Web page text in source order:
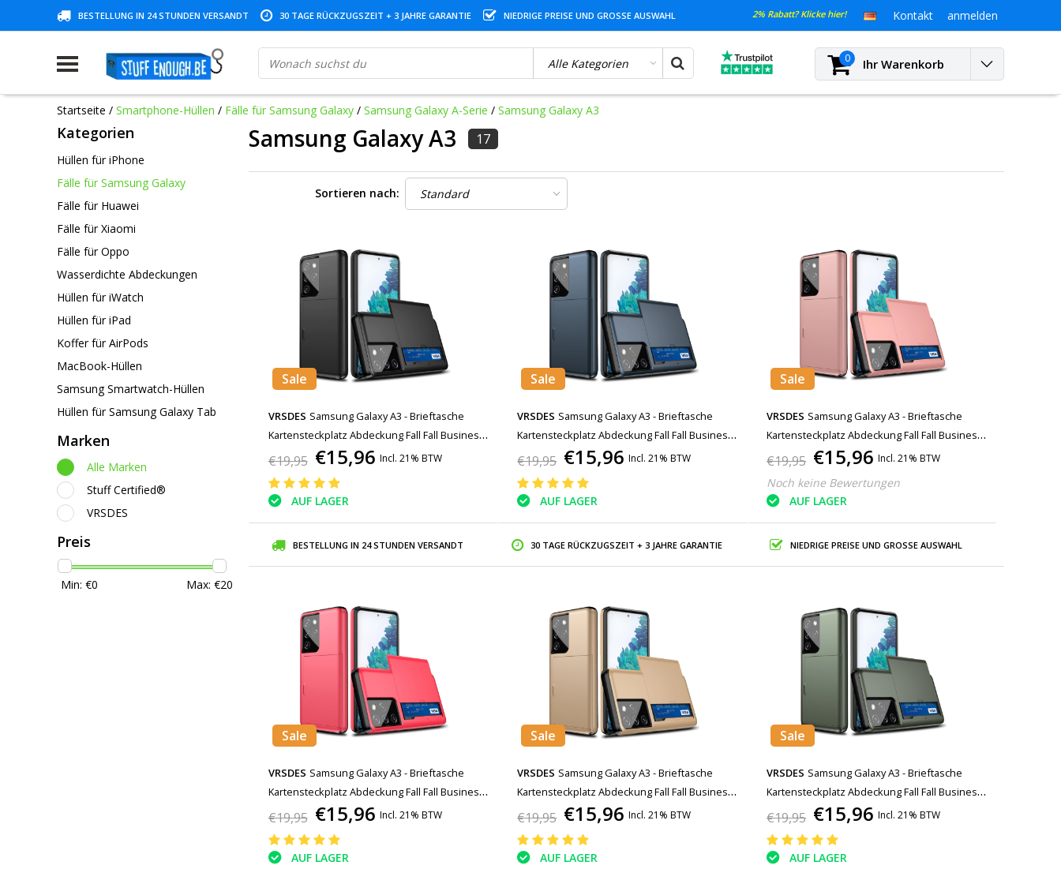
BESTELLUNG IN 24 STUNDEN VERSANDT 30 TAGE RÜCKZUGSZEIT + 3 JAHRE GARANTIE NIEDRIGE PREISE UND GROSSE AUSWAHL 2% Rabatt? Klicke hier! Kontakt anmelden
0 Ihr Warenkorb
Startseite / Smartphone-Hüllen / Fälle für Samsung Galaxy / Samsung Galaxy A-Serie / Samsung Galaxy A3
Kategorien
Hüllen für iPhone
Fälle für Samsung Galaxy
Fälle für Huawei
Fälle für Xiaomi
Fälle für Oppo
Wasserdichte Abdeckungen
Hüllen für iWatch
Hüllen für iPad
Koffer für AirPods
MacBook-Hüllen
Samsung Smartwatch-Hüllen
Hüllen für Samsung Galaxy Tab
Marken
Alle Marken
Stuff Certified®
VRSDES
Preis
Min: €0 Max: €20
Samsung Galaxy A3 17
Sortieren nach:
Sale
VRSDES Samsung Galaxy A3 - Brieftasche
Kartensteckplatz Abdeckung Fall Fall Business
Schwarz
€19,95 €15,96 Incl. 21% BTW
AUF LAGER
Sale
VRSDES Samsung Galaxy A3 - Brieftasche
Kartensteckplatz Abdeckung Fall Fall Business
Blue
€19,95 €15,96 Incl. 21% BTW
AUF LAGER
Sale
VRSDES Samsung Galaxy A3 - Brieftasche
Kartensteckplatz Abdeckung Fall Fall Business
Pink
€19,95 €15,96 Incl. 21% BTW
Noch keine Bewertungen
AUF LAGER
BESTELLUNG IN 24 STUNDEN VERSANDT 30 TAGE RÜCKZUGSZEIT + 3 JAHRE GARANTIE NIEDRIGE PREISE UND GROSSE AUSWAHL
Sale
VRSDES Samsung Galaxy A3 - Brieftasche
Kartensteckplatz Abdeckung Fall Fall Business
Red
€19,95 €15,96 Incl. 21% BTW
AUF LAGER
Sale
VRSDES Samsung Galaxy A3 - Brieftasche
Kartensteckplatz Abdeckung Fall Fall Business
Gold
€19,95 €15,96 Incl. 21% BTW
AUF LAGER
Sale
VRSDES Samsung Galaxy A3 - Brieftasche
Kartensteckplatz Abdeckung Fall Fall Business
Dunkelgrün
€19,95 €15,96 Incl. 21% BTW
AUF LAGER